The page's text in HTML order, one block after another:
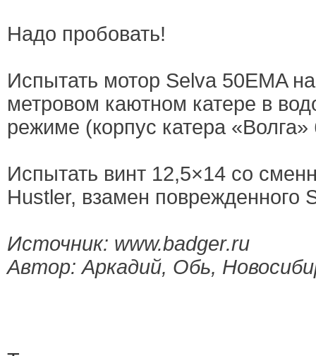
Надо пробовать!
Испытать мотор Selva 50EMA
метровом каютном катере в
режиме (корпус катера
Испытать винт 12,5×14 со
Hustler, взамен поврежденного
Источник: www.badger.ru
Автор: Аркадий, Обь,